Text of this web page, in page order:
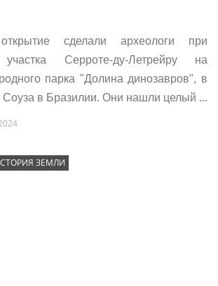
сделали археологи при
участка Серроте-ду-Летрейру на
парка "Долина динозавров", в
Соуза в Бразилии. Они нашли целый ...
ЗЕМЛИ